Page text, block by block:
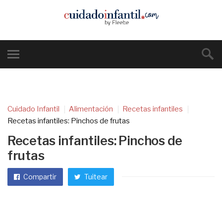
Cuidado Infantil Alimentación
Recetas infantiles
Recetas infantiles: Pinchos de frutas
Recetas infantiles: Pinchos de
frutas
Compartir Tuitear